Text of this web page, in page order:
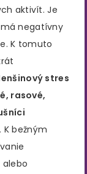
aktivít. Je
negatívny
K tomuto
stres
rasové,
K bežným
alebo